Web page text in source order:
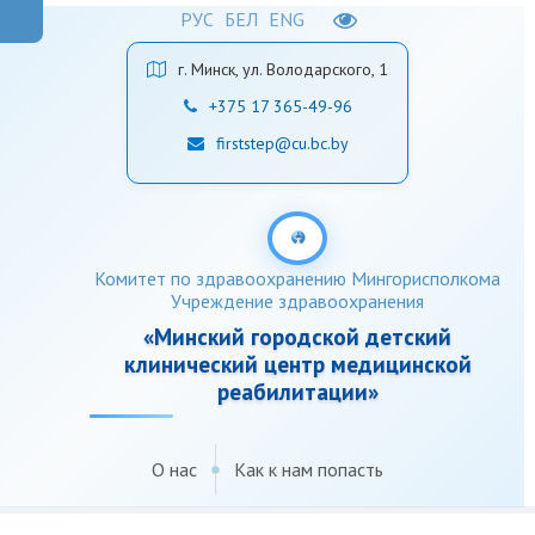
РУС БЕЛ ENG
г. Минск, ул. Володарского, 1
+375 17 365-49-96
firststep@cu.bc.by
Комитет по здравоохранению Мингорисполкома
Учреждение здравоохранения
«Минский городской детский
клинический центр медицинской
реабилитации»
О нас Как к нам попасть